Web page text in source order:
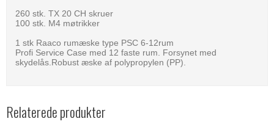
260 stk. TX 20 CH skruer
100 stk. M4 møtrikker
1 stk Raaco rumæske type PSC 6-12rum
Profi Service Case med 12 faste rum. Forsynet med
skydelås.Robust æske af polypropylen (PP).
Relaterede produkter